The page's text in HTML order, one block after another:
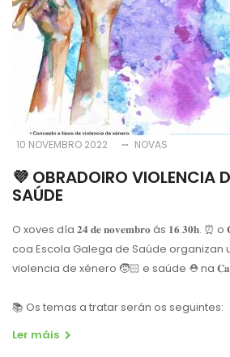
10 NOVEMBRO 2022 NOVAS
💜 OBRADOIRO VIOLENCIA
SAÚDE
O xoves día 𝟐𝟒 𝐝𝐞 𝐧𝐨𝐯𝐞𝐦𝐛𝐫𝐨 ás 𝟏𝟔.𝟑𝟎𝐡. ⏰ o
coa Escola Galega de Saúde organizan
violencia de xénero 🧒🏻 e saúde ⛑ na
📚 Os temas a tratar serán os seguintes:
Ler máis